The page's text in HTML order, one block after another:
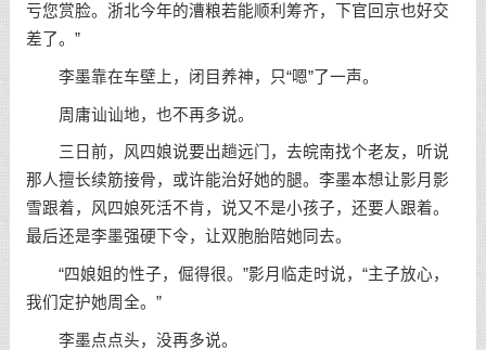
亏您赏脸。浙北今年的漕粮若能顺利筹齐，下官回京也好交
差了。”
李墨靠在车壁上，闭目养神，只“嗯”了一声。
周庸讪讪地，也不再多说。
三日前，风四娘说要出趟远门，去皖南找个老友，听说
那人擅长续筋接骨，或许能治好她的腿。李墨本想让影月影
雪跟着，风四娘死活不肯，说又不是小孩子，还要人跟着。
最后还是李墨强硬下令，让双胞胎陪她同去。
“四娘姐的性子，倔得很。”影月临走时说，“主子放心，
我们定护她周全。”
李墨点点头，没再多说。